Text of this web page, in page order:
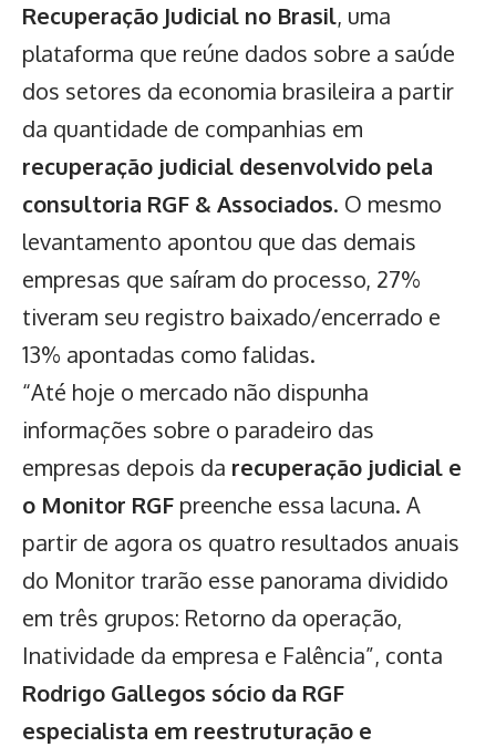
Recuperação Judicial no Brasil, uma
plataforma que reúne dados sobre a saúde
dos setores da economia brasileira a partir
da quantidade de companhias em
recuperação judicial desenvolvido pela
consultoria RGF & Associados. O mesmo
levantamento apontou que das demais
empresas que saíram do processo, 27%
tiveram seu registro baixado/encerrado e
13% apontadas como falidas.
“Até hoje o mercado não dispunha
informações sobre o paradeiro das
empresas depois da recuperação judicial e
o Monitor RGF preenche essa lacuna. A
partir de agora os quatro resultados anuais
do Monitor trarão esse panorama dividido
em três grupos: Retorno da operação,
Inatividade da empresa e Falência”, conta
Rodrigo Gallegos sócio da RGF
especialista em reestruturação e